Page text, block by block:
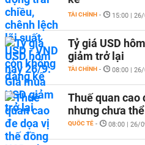
TÀI CHÍNH - 15:00 |
Tỷ giá USD
giảm trở lại
TÀI CHÍNH - 08:00 |
Thuế quan cao
nhưng chưa
QUỐC TẾ - 08:00 | 26/